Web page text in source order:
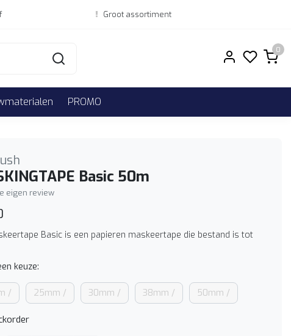
Groot assortiment
0
PROMO
Basic 50m
eigen review
Basic is een papieren maskeertape die bestand is tot
keuze:
/ 25mm / 30mm / 38mm / 50mm /